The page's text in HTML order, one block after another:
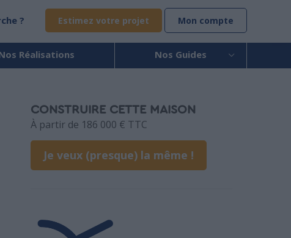
? Estimez votre projet Mon compte
Réalisations Nos Guides
CONSTRUIRE CETTE MAISON
À partir de 186 000 € TTC
Je veux (presque) la même !